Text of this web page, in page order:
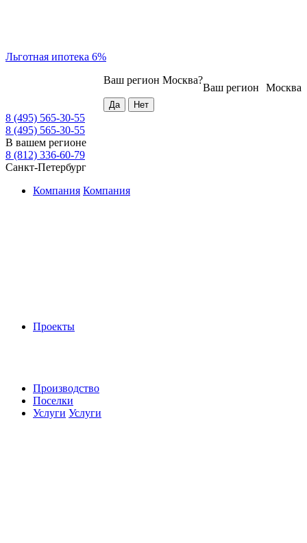
Льготная ипотека 6%
Москва
Ваш регион
Ваш регион Москва?
8 (495) 565-30-55
8 (495) 565-30-55
В вашем регионе
8 (812) 336-60-79
Санкт-Петербург
Компания Компания
Проекты
Производство
Поселки
Услуги Услуги